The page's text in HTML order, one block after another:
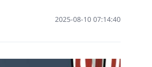
07:14:40 2025-08-10